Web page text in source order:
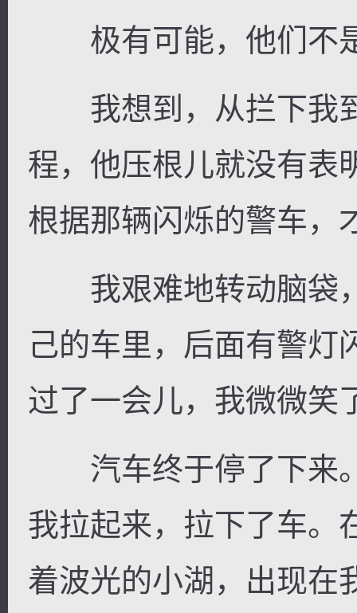
极有可能，他们不
我想到，从拦下我
程，他压根儿就没有表
根据那辆闪烁的警车，
我艰难地转动脑袋
己的车里，后面有警灯
过了一会儿，我微微笑
汽车终于停了下来
我拉起来，拉下了车。
着波光的小湖，出现在